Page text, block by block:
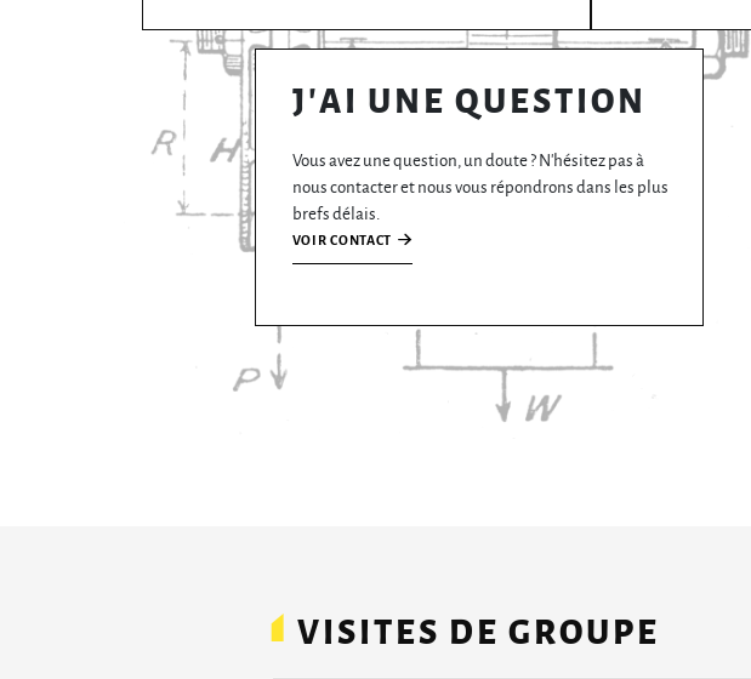
J'AI UNE QUESTION
Vous avez une question, un doute ? N'hésitez pas à
nous contacter et nous vous répondrons dans les plus
brefs délais.
VOIR CONTACT
VISITES DE GROUPE